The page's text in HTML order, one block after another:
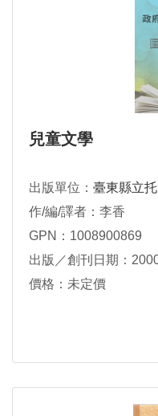
兒童文學
出版單位： 臺東縣立
作/編/譯者：李香
GPN：1008900869
出版／創刊日期：
價格：未定價